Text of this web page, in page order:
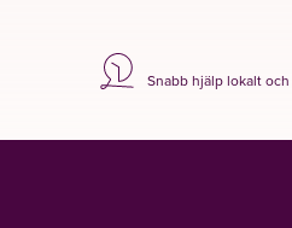
Snabb hjälp lokalt